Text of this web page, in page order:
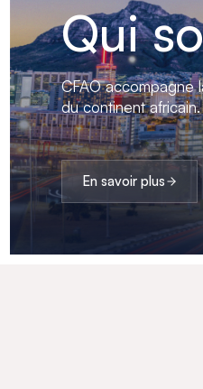
Qui
CFAO accompagne
du continent africain.
En savoir plus